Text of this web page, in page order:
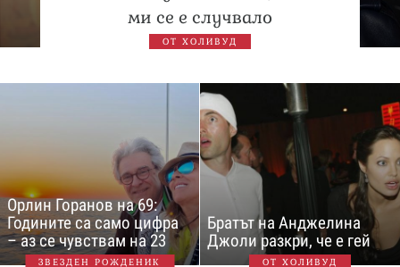
ми се е случвало
ОТ ХОЛИВУД
Орлин Горанов на 69:
Годините са само цифра
– аз се чувствам на 23
ЗВЕЗДЕН РОЖДЕНИК
Братът на Анджелина
Джоли разкри, че е гей
ОТ ХОЛИВУД